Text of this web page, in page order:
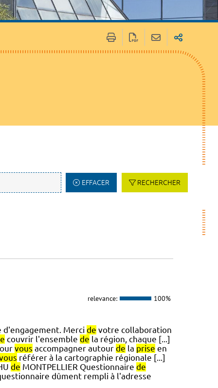
EFFACER RECHERCHER
relevance: 100%
d'engagement. Merci de votre collaboration
couvrir l'ensemble de la région, chaque [...]
vous accompagner autour de la prise en
référer à la cartographie régionale [...]
de MONTPELLIER Questionnaire de
dûment rempli à l'adresse